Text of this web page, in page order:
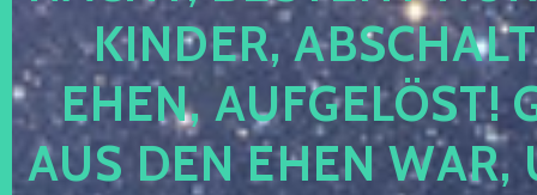
NDER,
EN, AUFGELÖST!
S DEN EHEN WAR,